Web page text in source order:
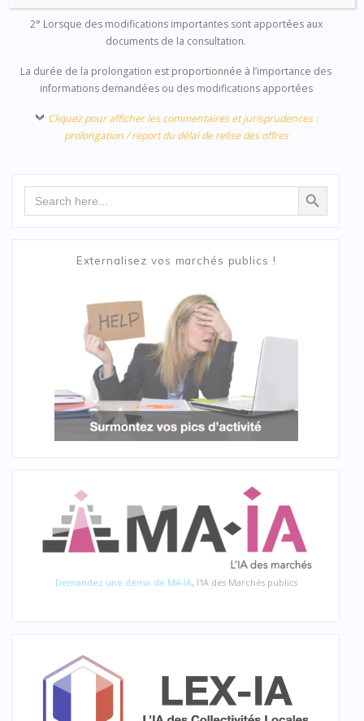
Search Search Button
Externalisez vos marchés publics !
Demandez une démo de MA-IA, l'IA des Marchés publics
2° Lorsque des modifications importantes sont apportées aux
documents de la consultation.
La durée de la prolongation est proportionnée à l’importance des
informations demandées ou des modifications apportées
Cliquez pour afficher les commentaires et jurisprudences :
prolongation / report du délai de relise des offres